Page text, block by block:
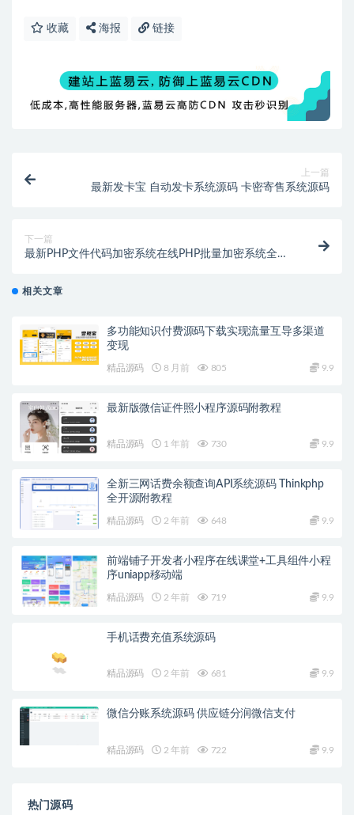
收藏 海报 链接
上一篇
最新发卡宝 自动发卡系统源码 卡密寄售系统源码
下一篇
最新PHP文件代码加密系统在线PHP批量加密系统全开
相关文章
多功能知识付费源码下载实现流量互导多渠道
变现
精品源码 8 月前 805 9.9
最新版微信证件照小程序源码附教程
精品源码 1 年前 730 9.9
全新三网话费余额查询API系统源码 Thinkphp
全开源附教程
精品源码 2 年前 648 9.9
前端铺子开发者小程序在线课堂+工具组件小程
序uniapp移动端
精品源码 2 年前 719 9.9
手机话费充值系统源码
精品源码 2 年前 681 9.9
微信分账系统源码 供应链分润微信支付
精品源码 2 年前 722 9.9
热门源码